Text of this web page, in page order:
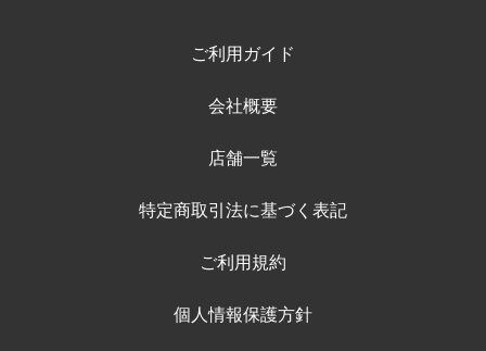
ご利用ガイド
会社概要
店舗一覧
特定商取引法に基づく表記
ご利用規約
個人情報保護方針